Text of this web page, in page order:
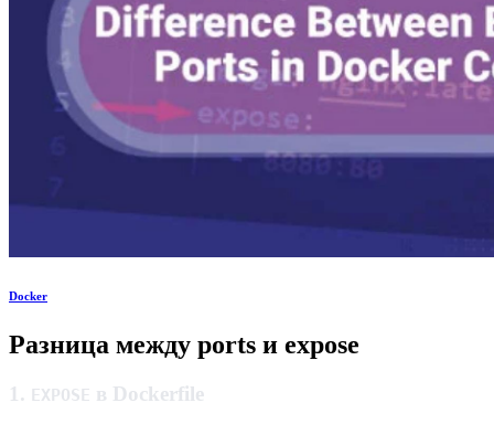
Docker
Разница между ports и expose
1. EXPOSE в Dockerfile